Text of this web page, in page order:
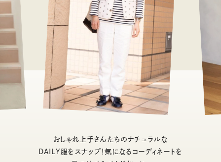
おしゃれ上手さんたちのナチュラルな
DAILY服をスナップ！気になるコーディネートを